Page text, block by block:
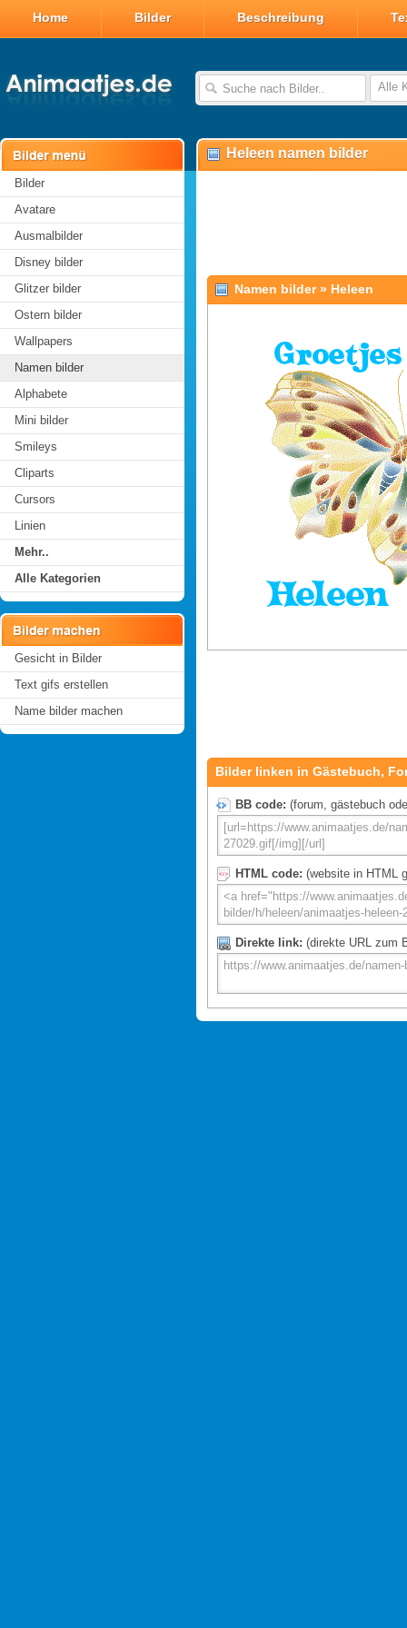
Home Bilder Beschreibung
Alle
Bilder
Avatare
Ausmalbilder
Disney bilder
Glitzer bilder
Ostern bilder
Wallpapers
Namen bilder
Alphabete
Mini bilder
Smileys
Cliparts
Cursors
Linien
Mehr..
Alle Kategorien
Gesicht in Bilder
Text gifs erstellen
Name bilder machen
Heleen namen bilder
Namen bilder» Heleen
Bilder linken in Gästebuch,
BB code: (forum, gästebuch
HTML code: (website in HTML
Direkte link: (direkte URL zum